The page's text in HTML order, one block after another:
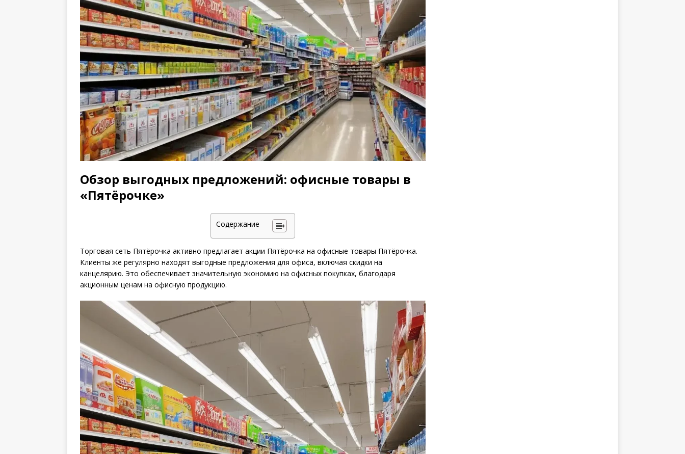
Обзор выгодных предложений: офисные товары в
«Пятёрочке»
Содержание
Торговая сеть Пятёрочка активно предлагает акции Пятёрочка на офисные товары Пятёрочка.
Клиенты же регулярно находят выгодные предложения для офиса, включая скидки на
канцелярию. Это обеспечивает значительную экономию на офисных покупках, благодаря
акционным ценам на офисную продукцию.